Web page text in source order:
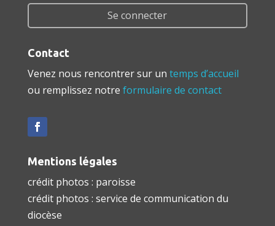
Se connecter
Contact
Venez nous rencontrer sur un temps d’accueil
ou remplissez notre formulaire de contact
Mentions légales
crédit photos : paroisse
crédit photos : service de communication du
diocèse